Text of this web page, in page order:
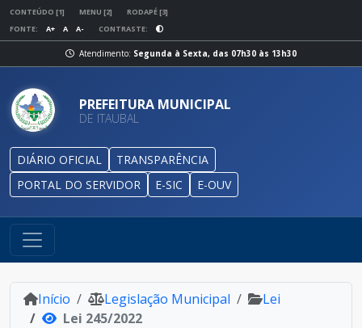
CONTEÚDO [1] MENU [2]
RODAPÉ [3]
FONTE:
A+ A A- CONTRASTE:
Atendimento: Segunda à Sexta, das 07h30 às 13h30
PREFEITURA MUNICIPAL
DE ITAUBAL
DIÁRIO OFICIAL
TRANSPARÊNCIA
PORTAL DO SERVIDOR
E-SIC E-OUV
Início Legislação Municipal
Lei
Lei 245/2022